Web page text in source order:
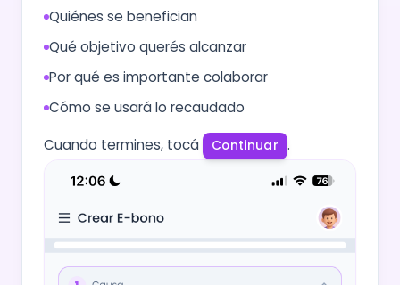
Quiénes se benefician
Qué objetivo querés alcanzar
Por qué es importante colaborar
Cómo se usará lo recaudado
Cuando termines, tocá
Continuar .